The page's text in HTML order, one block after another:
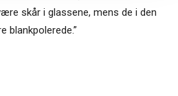
skår i glassene, mens de i den
blankpolerede.”